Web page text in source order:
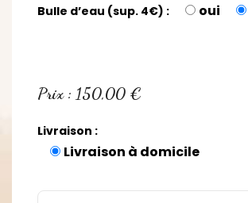
Bulle d’eau (sup. 4€) : oui
Prix : 150,00 €
Livraison :
Livraison à domicile